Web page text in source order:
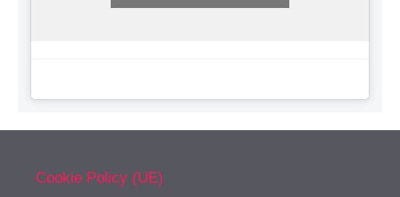
Cookie Policy (UE)